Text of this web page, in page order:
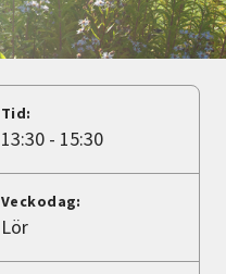
Tid:
13:30 - 15:30
Veckodag:
Lör